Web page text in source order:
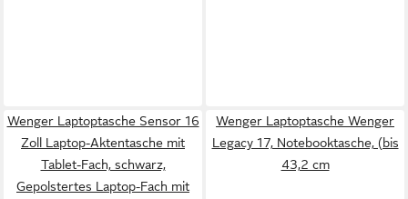
Wenger Laptoptasche Sensor 16
Zoll Laptop-Aktentasche mit
Tablet-Fach, schwarz,
Gepolstertes Laptop-Fach mit
Wenger Laptoptasche Wenger
Legacy 17, Notebooktasche, (bis
43,2 cm